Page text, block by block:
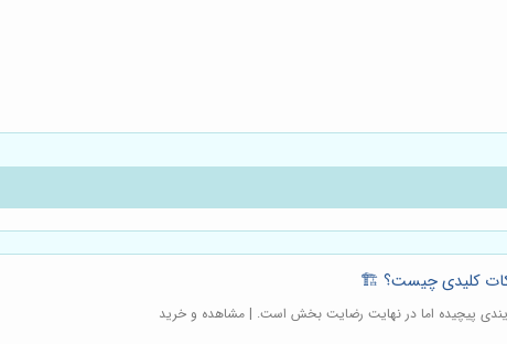
نکات کلیدی چیست؟ 🏗️
پیچیده اما در نهایت رضایت بخش است. | مشاهده و خرید